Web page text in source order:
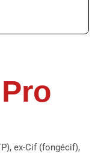
ex-Cif (fongécif),